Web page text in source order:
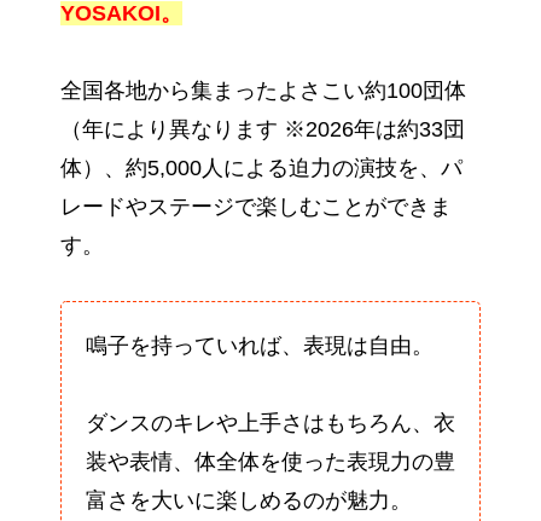
YOSAKOI。
全国各地から集まったよさこい約100団体
（年により異なります ※2026年は約33団
体）、約5,000人による迫力の演技を、パ
レードやステージで楽しむことができま
す。
鳴子を持っていれば、表現は自由。
ダンスのキレや上手さはもちろん、衣
装や表情、体全体を使った表現力の豊
富さを大いに楽しめるのが魅力。